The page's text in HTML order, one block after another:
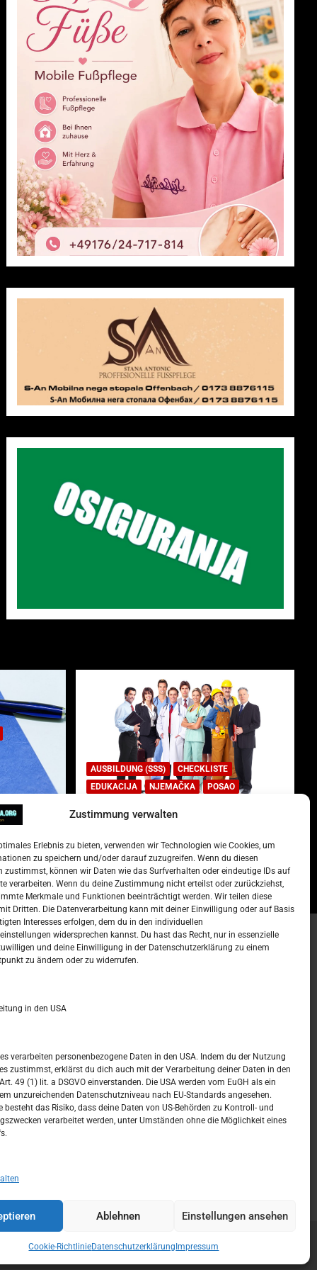
Zustimmung verwalten
Erlebnis zu bieten, verwenden wir Technologien wie Cookies, um
zu speichern und/oder darauf zuzugreifen. Wenn du diesen
zustimmst, können wir Daten wie das Surfverhalten oder eindeutige IDs auf
verarbeiten. Wenn du deine Zustimmung nicht erteilst oder zurückziehst,
Merkmale und Funktionen beeinträchtigt werden. Wir teilen diese
Dritten. Die Datenverarbeitung kann mit deiner Einwilligung oder auf Basis
Interesses erfolgen, dem du in den individuellen
widersprechen kannst. Du hast das Recht, nur in essenzielle
und deine Einwilligung in der Datenschutzerklärung zu einem
zu ändern oder zu widerrufen.
in den USA
verarbeiten personenbezogene Daten in den USA. Indem du der Nutzung
zustimmst, erklärst du dich auch mit der Verarbeitung deiner Daten in den
49 (1) lit. a DSGVO einverstanden. Die USA werden vom EuGH als ein
unzureichenden Datenschutzniveau nach EU-Standards angesehen.
besteht das Risiko, dass deine Daten von US-Behörden zu Kontroll- und
verarbeitet werden, unter Umständen ohne die Möglichkeit eines
Ablehnen Einstellungen ansehen
Cookie-RichtlinieDatenschutzerklärung Impressum
AUSBILDUNG (SSS)
CHECKLISTE
EDUKACIJA
NJEMAČKA POSAO
Lista najtraženijih deficitarnih
15. Oktober 2022 Redakcija
–
Kalendar
4 5 6 7 8 9 10
11 12 13 14 15 16
18 19 20 21 22 23 24